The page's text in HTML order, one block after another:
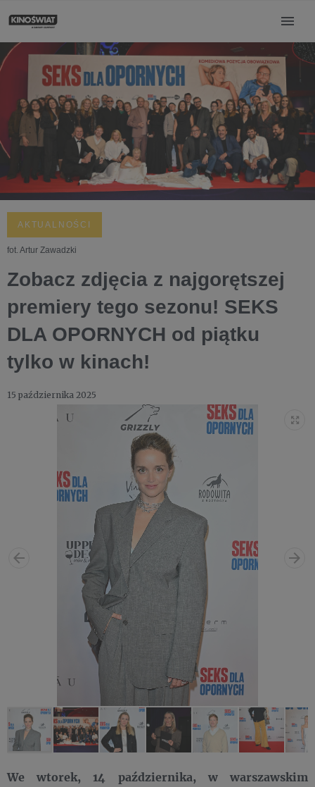
AKTUALNOŚCI
fot. Artur Zawadzki
Zobacz zdjęcia z najgorętszej
premiery tego sezonu! SEKS
DLA OPORNYCH od piątku
tylko w kinach!
15 października 2025
We wtorek, 14 października, w warszawskim